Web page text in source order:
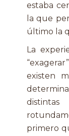
estaba
la que
último la
La
existen
primero